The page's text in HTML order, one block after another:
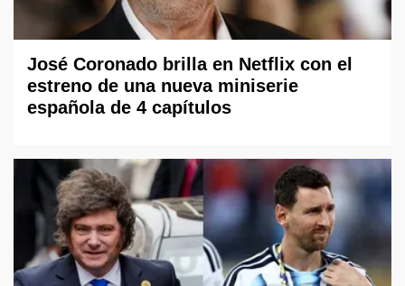
José Coronado brilla en Netflix con el
estreno de una nueva miniserie
española de 4 capítulos